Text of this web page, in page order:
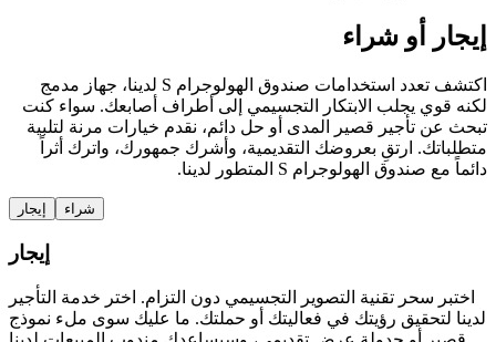
إيجار أو شراء
اكتشف تعدد استخدامات صندوق الهولوجرام S لدينا، جهاز مدمج
لكنه قوي يجلب الابتكار التجسيمي إلى أطراف أصابعك. سواء كنت
تبحث عن تأجير قصير المدى أو حل دائم، نقدم خيارات مرنة لتلبية
متطلباتك. ارتقِ بعروضك التقديمية، وأشرك جمهورك، واترك أثراً
دائماً مع صندوق الهولوجرام S المتطور لدينا.
إيجار شراء
إيجار
اختبر سحر تقنية التصوير التجسيمي دون التزام. اختر خدمة التأجير
لدينا لتحقيق رؤيتك في فعاليتك أو حملتك. ما عليك سوى ملء نموذج